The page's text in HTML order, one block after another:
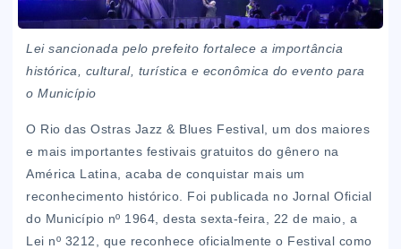
Lei sancionada pelo prefeito fortalece a importância
histórica, cultural, turística e econômica do evento para
o Município
O Rio das Ostras Jazz & Blues Festival, um dos maiores
e mais importantes festivais gratuitos do gênero na
América Latina, acaba de conquistar mais um
reconhecimento histórico. Foi publicada no Jornal Oficial
do Município nº 1964, desta sexta-feira, 22 de maio, a
Lei nº 3212, que reconhece oficialmente o Festival como